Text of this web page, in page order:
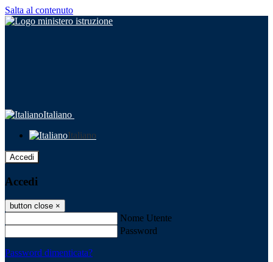
Salta al contenuto
Italiano
Italiano
Accedi
Accedi
button close ×
Nome Utente
Password
Password dimenticata?